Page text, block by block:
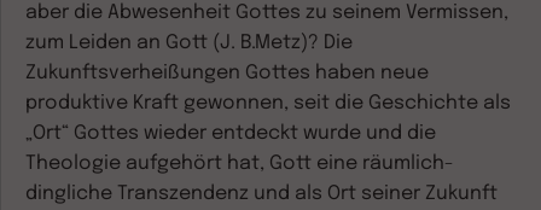
aber die Abwesenheit Gottes zu seinem Vermissen,
zum Leiden an Gott (J. B.Metz)? Die
Zukunftsverheißungen Gottes haben neue
produktive Kraft gewonnen, seit die Geschichte als
„Ort“ Gottes wieder entdeckt wurde und die
Theologie aufgehört hat, Gott eine räumlich-
dingliche Transzendenz und als Ort seiner Zukunft